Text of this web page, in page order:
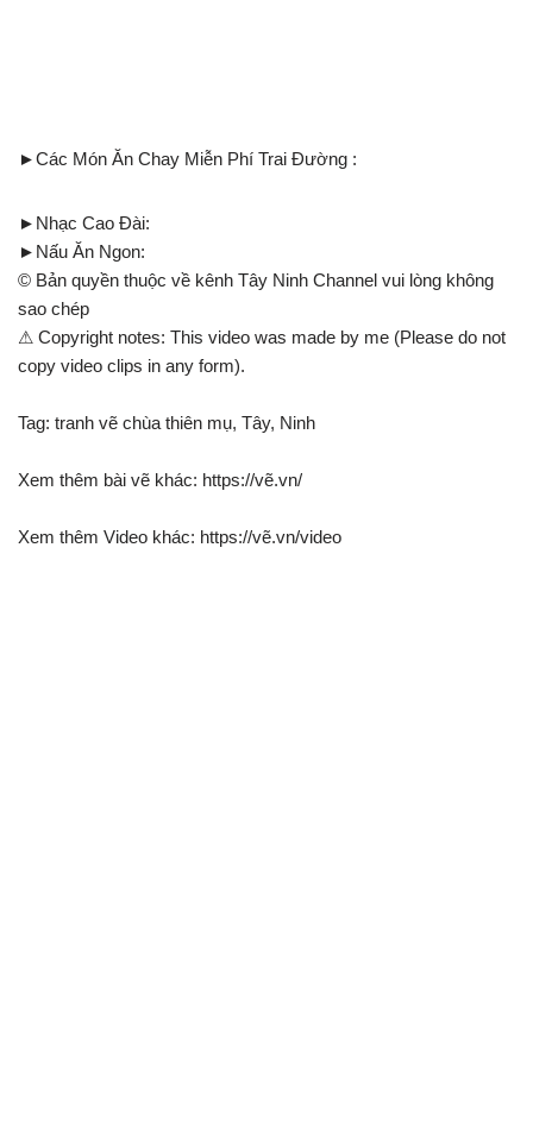
►Các Món Ăn Chay Miễn Phí Trai Đường :
►Nhạc Cao Đài:
►Nấu Ăn Ngon:
© Bản quyền thuộc về kênh Tây Ninh Channel vui lòng không
sao chép
⚠ Copyright notes: This video was made by me (Please do not
copy video clips in any form).
Tag: tranh vẽ chùa thiên mụ, Tây, Ninh
Xem thêm bài vẽ khác: https://vẽ.vn/
Xem thêm Video khác: https://vẽ.vn/video